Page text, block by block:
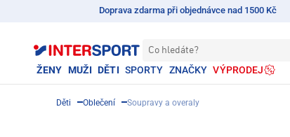
Doprava zdarma při objednávce nad 1500 Kč
Co hledáte?
ŽENY MUŽI DĚTI SPORTY ZNAČKY VÝPRODEJ
Děti Oblečení Soupravy a overaly